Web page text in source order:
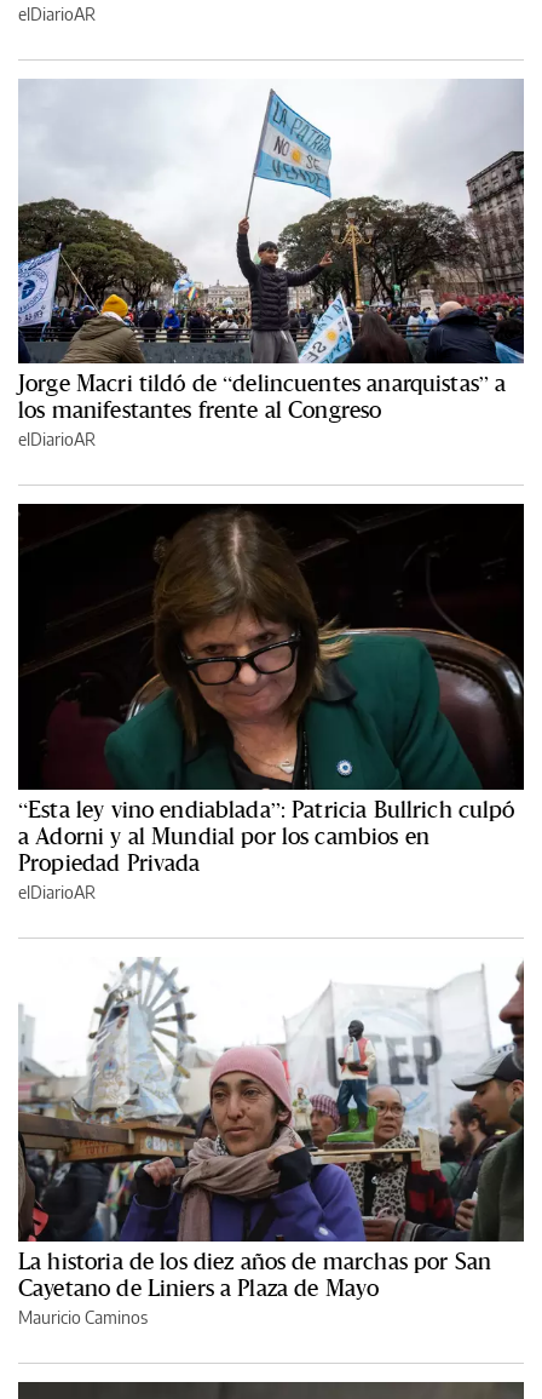
elDiarioAR
Jorge Macri tildó de “delincuentes anarquistas” a
los manifestantes frente al Congreso
elDiarioAR
“Esta ley vino endiablada”: Patricia Bullrich culpó
a Adorni y al Mundial por los cambios en
Propiedad Privada
elDiarioAR
La historia de los diez años de marchas por San
Cayetano de Liniers a Plaza de Mayo
Mauricio Caminos